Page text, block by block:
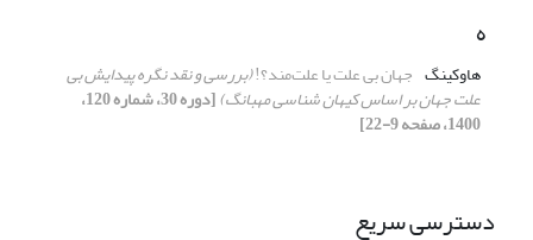
ه
هاوکینگ جهان بی علت یا علت‌مند؟!(بررسی و نقد نگره پیدایش بی
[دوره 30، شماره 120،
1400، صفحه 9-22]
دسترسی سریع